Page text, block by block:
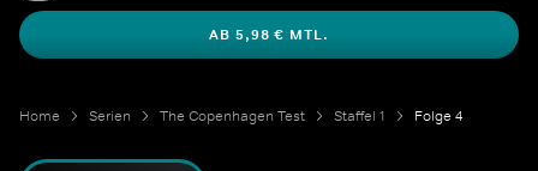
AB 5,98 € MTL.
Home Serien The Copenhagen Test Staffel 1 Folge 4